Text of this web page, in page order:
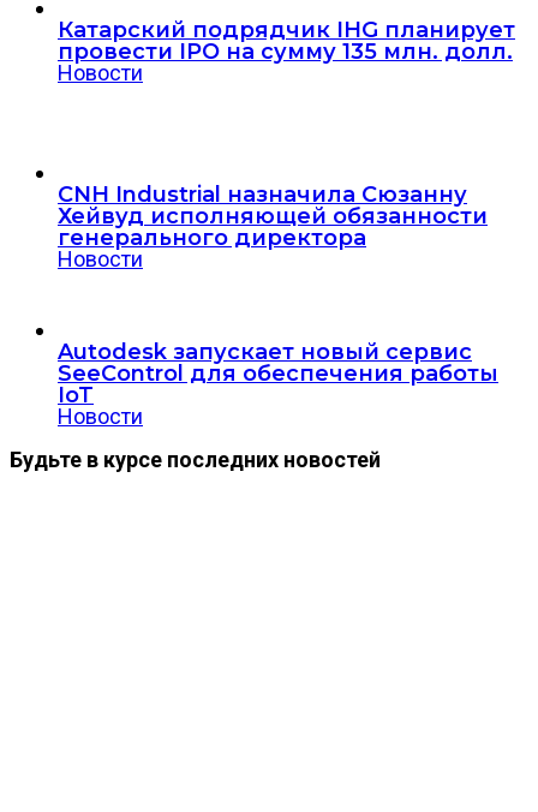
Катарский подрядчик IHG планирует
провести IPO на сумму 135 млн. долл.
Новости
CNH Industrial назначила Сюзанну
Хейвуд исполняющей обязанности
генерального директора
Новости
Autodesk запускает новый сервис
SeeControl для обеспечения работы
IoT
Новости
Будьте в курсе последних новостей